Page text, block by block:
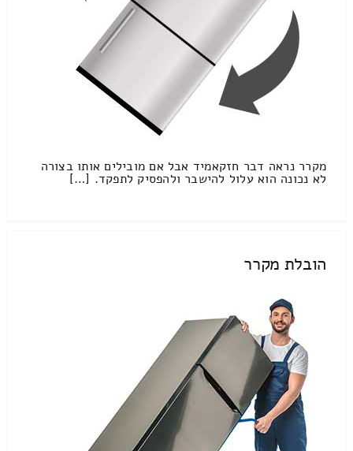
מקרר נראה דבר חזקאמיד אבל אם מובילים אותו בצורה
לא נכונה הוא עלול להישבר ולהפסיק לתפקד. […]
הובלת מקרר